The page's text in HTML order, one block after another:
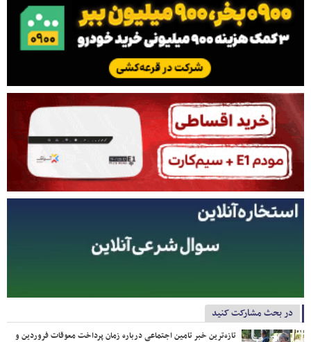
در بحث مشارکت کنید
تازه‌ترین خبر تامین اجتماعی درباره زمان پرداخت معوقات فروردین و